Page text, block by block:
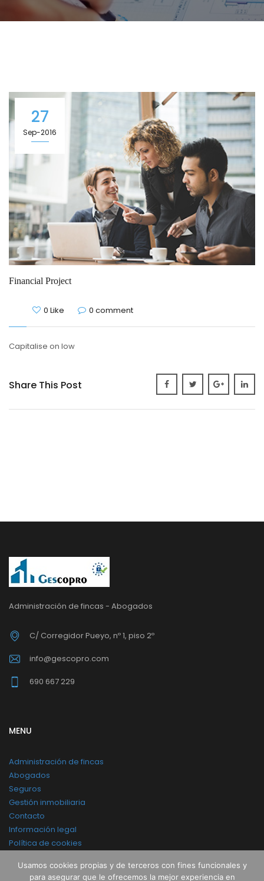
27
Sep-2016
Financial Project
0 Like 0 comment
Capitalise on low
Share This Post
Administración de fincas - Abogados
C/ Corregidor Pueyo, nº 1, piso 2º
info@gescopro.com
690 667 229
MENU
Administración de fincas
Abogados
Seguros
Gestión inmobiliaria
Contacto
Información legal
Política de cookies
Usamos cookies propias y de terceros con fines funcionales y
para asegurar que le ofrecemos la mejor experiencia en